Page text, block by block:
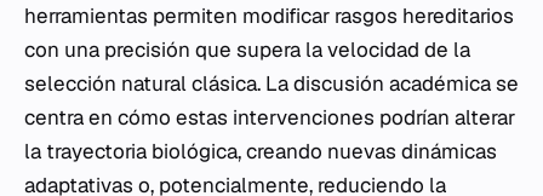
herramientas permiten modificar rasgos hereditarios
con una precisión que supera la velocidad de la
selección natural clásica. La discusión académica se
centra en cómo estas intervenciones podrían alterar
la trayectoria biológica, creando nuevas dinámicas
adaptativas o, potencialmente, reduciendo la